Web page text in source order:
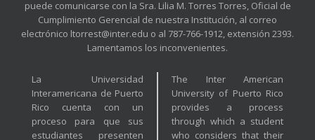
puede comunicarse con la Sra. Lilia M. Torres Torres, Oficial de
Cumplimiento Gerencial de nuestra Institución, al correo
electrónico ltorrest@inter.edu o al 787-766-1912, extensión 2393.
Lamentamos los inconvenientes.
La Universidad
Interamericana de Puerto
Rico cuenta con un
proceso para que sus
estudiantes presenten
The Inter American
University of Puerto Rico
provides a process
through which a student
who considers that their